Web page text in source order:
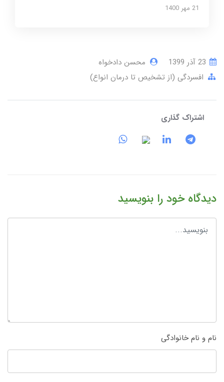
21 مهر 1400
محسن دادخواه
افسردگی (از تشخیص تا درمان انواع)
اشتراک گذاری
دیدگاه خود را بنویسید
نام و نام خانوادگی